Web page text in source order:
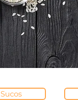
Sucos